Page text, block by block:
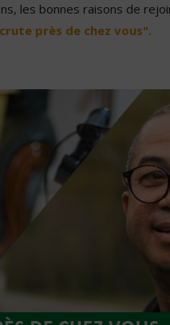
les bonnes raisons de
près de chez vous".